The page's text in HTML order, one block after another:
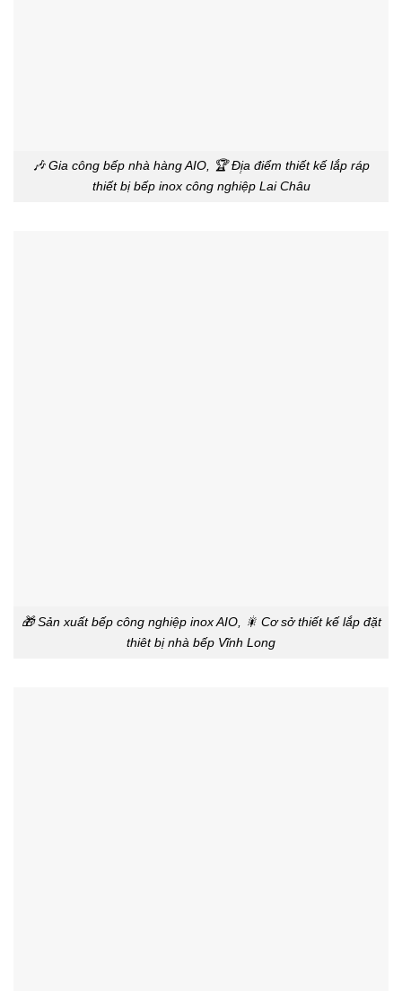
🎶 Gia công bếp nhà hàng AIO, 🏆 Đị̣a điểm thiết kế lắp ráp
thiết bị bếp inox công nghiệp Lai Châu
🎁 Sản xuất bếp công nghiệp inox AIO, 🎇 Cơ sở thiết kế lắp đặt
thiêt bị nhà bếp Vĩnh Long